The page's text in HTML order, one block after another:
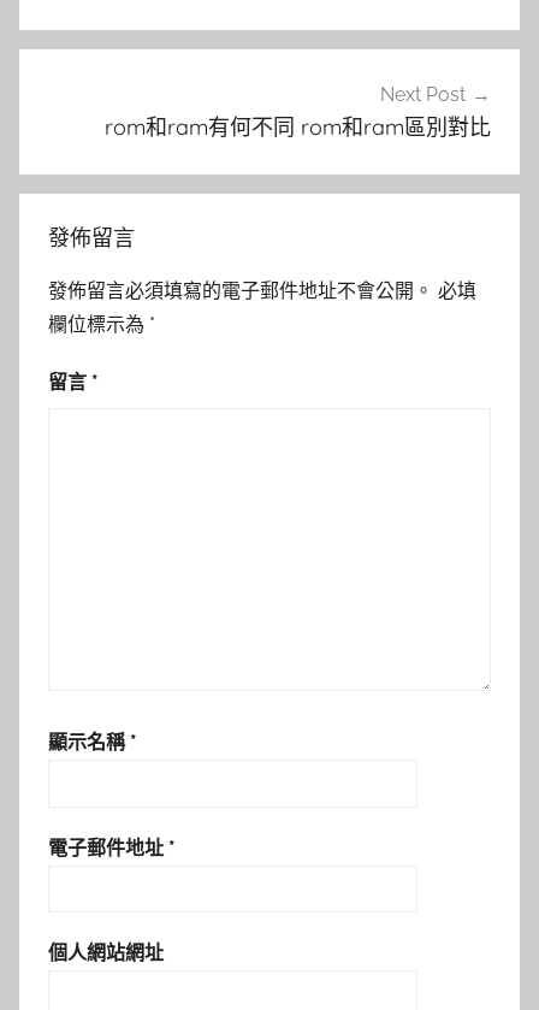
覽
Next Post
rom和ram有何不同 rom和ram區別對比
發佈留言
發佈留言必須填寫的電子郵件地址不會公開。 必填
欄位標示為 *
留言 *
顯示名稱 *
電子郵件地址 *
個人網站網址